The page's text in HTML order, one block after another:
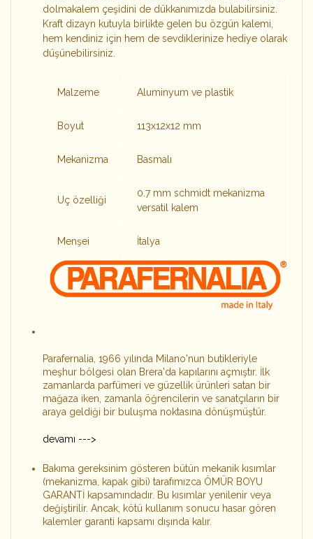
dolmakalem çeşidini de dükkanımızda bulabilirsiniz.
Kraft dizayn kutuyla birlikte gelen bu özgün kalemi,
hem kendiniz için hem de sevdiklerinize hediye olarak
düşünebilirsiniz.
Malzeme Aluminyum ve plastik
Boyut 113x12x12 mm
Mekanizma Basmalı
Uç özelliği
0.7 mm schmidt mekanizma
versatil kalem
Menşei İtalya
Parafernalia, 1966 yılında Milano'nun butikleriyle
meşhur bölgesi olan Brera'da kapılarını açmıştır. İlk
zamanlarda parfümeri ve güzellik ürünleri satan bir
mağaza iken, zamanla öğrencilerin ve sanatçıların bir
araya geldiği bir buluşma noktasına dönüşmüştür.
devamı --->
Bakıma gereksinim gösteren bütün mekanik kısımlar
(mekanizma, kapak gibi) tarafımızca ÖMÜR BOYU
GARANTİ kapsamındadır. Bu kısımlar yenilenir veya
değiştirilir. Ancak, kötü kullanım sonucu hasar gören
kalemler garanti kapsamı dışında kalır.